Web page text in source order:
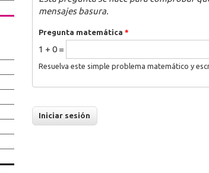
mensajes basura.
Pregunta matemática *
1 + 0 =
Resuelva este simple problema matemático y